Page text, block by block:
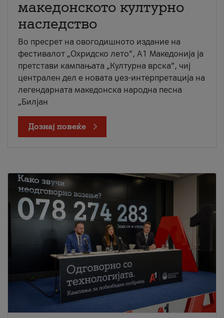
македонското културно
наследство
Во пресрет на овогодишното издание на
фестивалот „Охридско лето“, А1 Македонија ја
претстави кампањата „Културна врска“, чиј
централен дел е новата џез-интерпретација на
легендарната македонска народна песна
„Билјан
Дознај повеќе